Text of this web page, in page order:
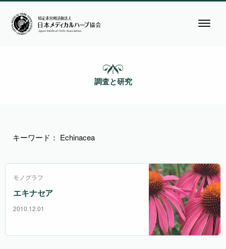
調査と研究
キーワード： Echinacea
モノグラフ
エキナセア
2010.12.01